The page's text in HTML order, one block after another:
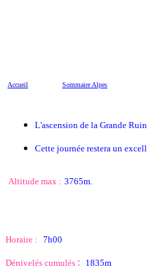
Accueil Sommaire Alpes
L'ascension de la Grande
Cette journée restera un
Altitude max : 3765m.
Horaire : 7h00
Dénivelés cumulés : 1835m